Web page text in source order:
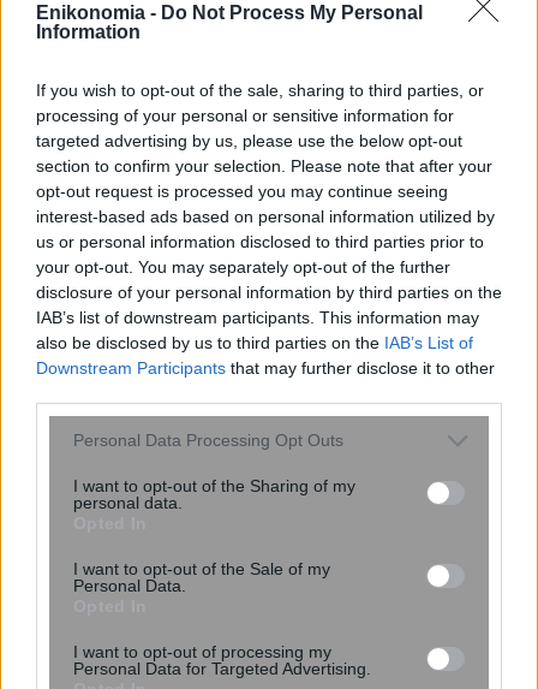
Enikonomia - Do Not Process My Personal
Information
If you wish to opt-out of the sale, sharing to third parties, or
processing of your personal or sensitive information for
targeted advertising by us, please use the below opt-out
section to confirm your selection. Please note that after your
opt-out request is processed you may continue seeing
interest-based ads based on personal information utilized by
us or personal information disclosed to third parties prior to
your opt-out. You may separately opt-out of the further
disclosure of your personal information by third parties on the
IAB’s list of downstream participants. This information may
also be disclosed by us to third parties on the IAB’s List of
Downstream Participants that may further disclose it to other
Please note that this website/app uses one or more Google
not limited to your visit or usage behaviour. You may click to
grant or deny consent to Google and its third-party tags to
consent section.
Personal Data Processing Opt Outs
I want to opt-out of the Sharing of my
personal data.
I want to opt-out of the Sale of my
Personal Data.
I want to opt-out of processing my
Personal Data for Targeted Advertising.
Αδήλωτα τετραγωνικά: Πώς μπορείτε να
αποφύγετε προσαυξήσεις και πρόστιμα –
Όλες οι λεπτομέρειες